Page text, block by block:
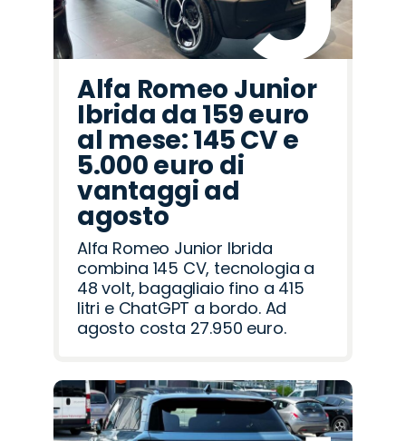
Alfa Romeo Junior
Ibrida da 159 euro
al mese: 145 CV e
5.000 euro di
vantaggi ad
agosto
Alfa Romeo Junior Ibrida
combina 145 CV, tecnologia a
48 volt, bagagliaio fino a 415
litri e ChatGPT a bordo. Ad
agosto costa 27.950 euro.